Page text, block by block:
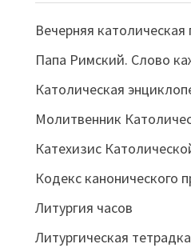
Вечерняя католическая
Папа Римский. Слово
Католическая
Молитвенник
Катехизис
Кодекс канонического
Литургия часов
Литургическая тетрадка